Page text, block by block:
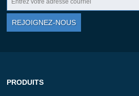
REJOIGNEZ-NOUS
PRODUITS